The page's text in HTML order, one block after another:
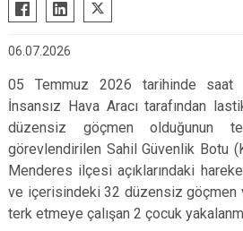
06.07.2026
05 Temmuz 2026 tarihinde saat
İnsansız Hava Aracı tarafından
düzensiz göçmen olduğunun
görevlendirilen Sahil Güvenlik Botu
Menderes ilçesi açıklarındaki
ve içerisindeki 32 düzensiz göçmen
terk etmeye çalışan 2 çocuk